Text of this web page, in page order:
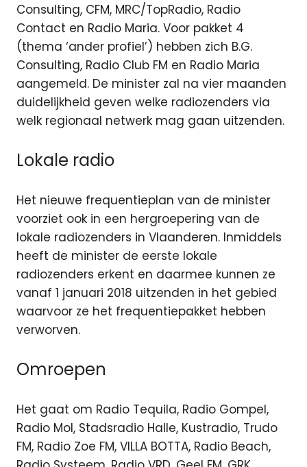
Consulting, CFM, MRC/TopRadio, Radio
Contact en Radio Maria. Voor pakket 4
(thema ‘ander profiel’) hebben zich B.G.
Consulting, Radio Club FM en Radio Maria
aangemeld. De minister zal na vier maanden
duidelijkheid geven welke radiozenders via
welk regionaal netwerk mag gaan uitzenden.
Lokale radio
Het nieuwe frequentieplan van de minister
voorziet ook in een hergroepering van de
lokale radiozenders in Vlaanderen. Inmiddels
heeft de minister de eerste lokale
radiozenders erkent en daarmee kunnen ze
vanaf 1 januari 2018 uitzenden in het gebied
waarvoor ze het frequentiepakket hebben
verworven.
Omroepen
Het gaat om Radio Tequila, Radio Gompel,
Radio Mol, Stadsradio Halle, Kustradio, Trudo
FM, Radio Zoe FM, VILLA BOTTA, Radio Beach,